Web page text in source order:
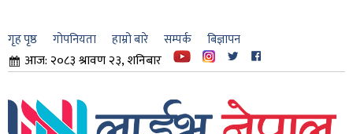
गृह पृष्ठ गोपनियता हाम्रो बारे सम्पर्क बिज्ञापन
आज: २०८३ श्रावण २३, शनिबार